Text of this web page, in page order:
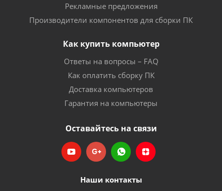
Рекламные предложения
Производители компонентов для сборки ПК
Как купить компьютер
Ответы на вопросы – FAQ
Как оплатить сборку ПК
Доставка компьютеров
Гарантия на компьютеры
Оставайтесь на связи
Наши контакты